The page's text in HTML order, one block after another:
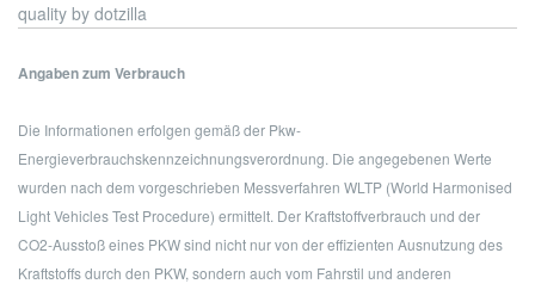
quality by dotzilla
Angaben zum Verbrauch
Die Informationen erfolgen gemäß der Pkw-
Energieverbrauchskennzeichnungsverordnung. Die angegebenen Werte
wurden nach dem vorgeschrieben Messverfahren WLTP (World Harmonised
Light Vehicles Test Procedure) ermittelt. Der Kraftstoffverbrauch und der
CO2-Ausstoß eines PKW sind nicht nur von der effizienten Ausnutzung des
Kraftstoffs durch den PKW, sondern auch vom Fahrstil und anderen